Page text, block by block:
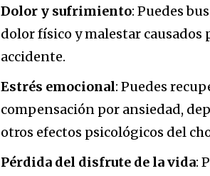
Dolor y sufrimiento: Puedes
dolor físico y malestar causados
accidente.
Estrés emocional: Puedes
compensación por ansiedad,
otros efectos psicológicos del
Pérdida del disfrute de la vida: